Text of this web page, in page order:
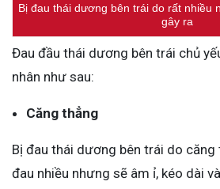
Bị đau thái dương bên trái do rất nhiều
gây ra
Đau đầu thái dương bên trái chủ
nhân như sau:
Căng thẳng
Bị đau thái dương bên trái do
đau nhiều nhưng sẽ âm ỉ, kéo dài